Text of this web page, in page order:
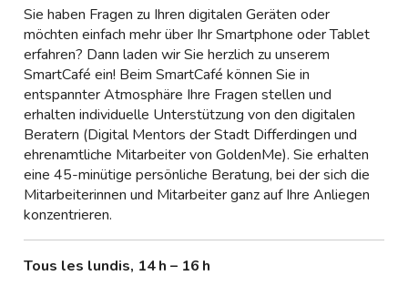
Sie haben Fragen zu Ihren digitalen Geräten oder
möchten einfach mehr über Ihr Smartphone oder Tablet
erfahren? Dann laden wir Sie herzlich zu unserem
SmartCafé ein! Beim SmartCafé können Sie in
entspannter Atmosphäre Ihre Fragen stellen und
erhalten individuelle Unterstützung von den digitalen
Beratern (Digital Mentors der Stadt Differdingen und
ehrenamtliche Mitarbeiter von GoldenMe). Sie erhalten
eine 45-minütige persönliche Beratung, bei der sich die
Mitarbeiterinnen und Mitarbeiter ganz auf Ihre Anliegen
konzentrieren.
Tous les lundis, 14 h – 16 h